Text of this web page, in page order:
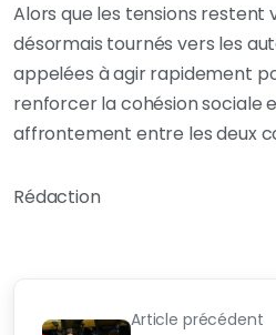
Alors que les tensions restent
désormais tournés vers les
appelées à agir rapidement
renforcer la cohésion sociale
affrontement entre les deux
Rédaction
Article précédent